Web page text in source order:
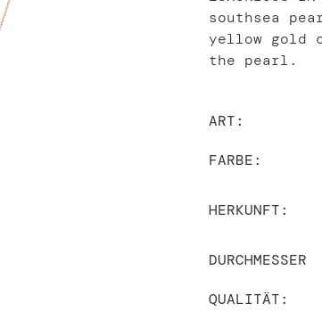
southsea
yellow gold
the pearl.
ART:
FARBE:
HERKUNFT:
DURCHMESSER
QUALITÄT: